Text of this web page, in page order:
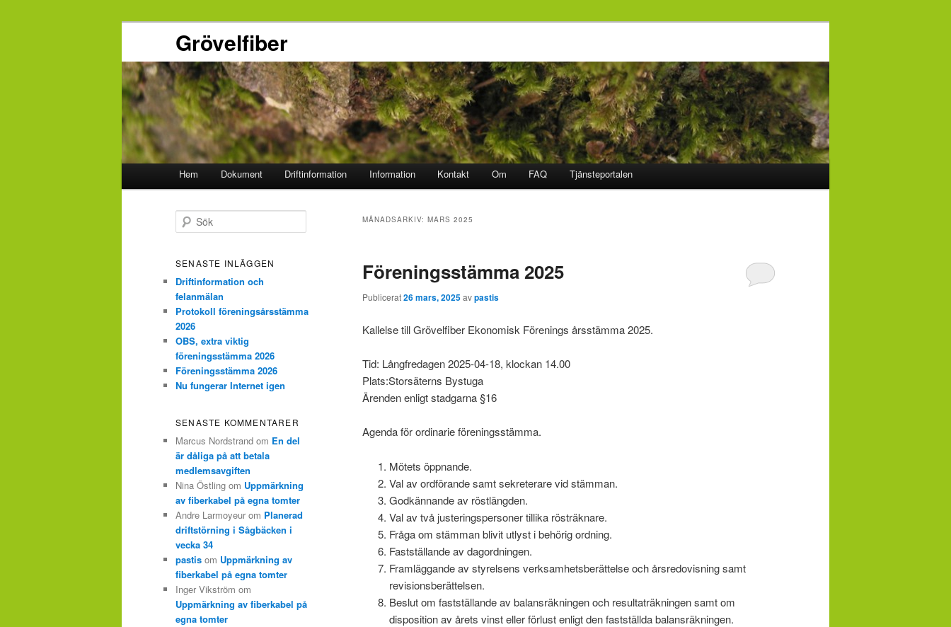
Grövelfiber
Huvudmeny
Hoppa
till
innehåll
Hoppa
till
innehåll
Hem Dokument Driftinformation Information Kontakt Om FAQ Tjänsteportalen
MÅNADSARKIV: MARS 2025
Föreningsstämma 2025
Publicerat26 mars, 2025avpastis
Kallelse till Grövelfiber Ekonomisk Förenings årsstämma 2025.
Tid: Långfredagen 2025-04-18, klockan 14.00
Plats:Storsäterns Bystuga
Ärenden enligt stadgarna §16
Agenda för ordinarie föreningsstämma.
Mötets öppnande.
Val av ordförande samt sekreterare vid stämman.
Godkännande av röstlängden.
Val av två justeringspersoner tillika rösträknare.
Fråga om stämman blivit utlyst i behörig ordning.
Fastställande av dagordningen.
Framläggande av styrelsens verksamhetsberättelse och årsredovisning samt
revisionsberättelsen.
Beslut om fastställande av balansräkningen och resultaträkningen samt om
disposition av årets vinst eller förlust enligt den fastställda balansräkningen.
ö
SENASTE INLÄGGEN
Driftinformation och
felanmälan
Protokoll föreningsårsstämma
2026
OBS, extra viktig
föreningsstämma 2026
Föreningsstämma 2026
Nu fungerar Internet igen
SENASTE KOMMENTARER
Marcus Nordstrand om En del
är dåliga på att betala
medlemsavgiften
Nina Östling om Uppmärkning
av fiberkabel på egna tomter
Andre Larmoyeur om Planerad
driftstörning i Sågbäcken i
vecka 34
pastis om Uppmärkning av
fiberkabel på egna tomter
Inger Vikström om
Uppmärkning av fiberkabel på
egna tomter